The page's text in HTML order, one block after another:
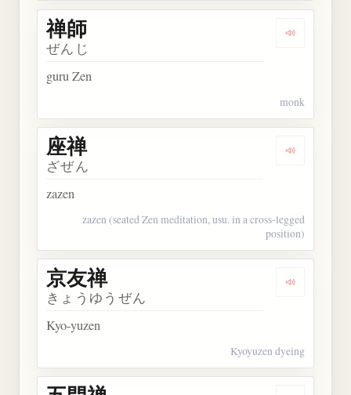
Dengarkan
禅師
ぜんじ
guru Zen
monk
Dengarkan
座禅
ざぜん
zazen
zazen (seated Zen meditation, usu. in a cross-legged
position)
Dengarkan
京友禅
きょうゆうぜん
Kyo-yuzen
Kyoyuzen dyeing